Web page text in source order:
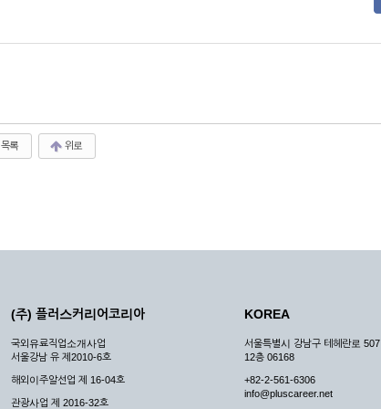
목록 위로
(주) 플러스커리어코리아
국외유료직업소개사업
서울강남 유 제2010-6호
해외이주알선업 제 16-04호
관광사업 제 2016-32호
KOREA
서울특별시 강남구 테헤란로 507
12층 06168
+82-2-561-6306
info@pluscareer.net